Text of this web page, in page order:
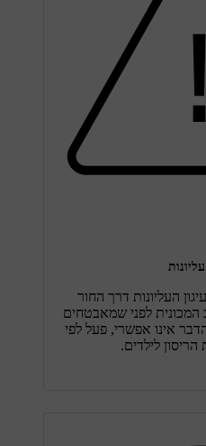
העליונות דרך החור
לפני שמאבטחים
אינו אפשרי, פעל לפי
לילדים.